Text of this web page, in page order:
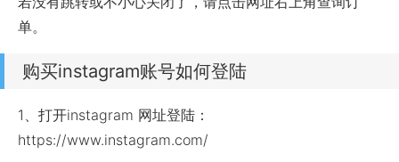
单。
购买instagram账号如何登陆
1、打开instagram 网址登陆：
https://www.instagram.com/